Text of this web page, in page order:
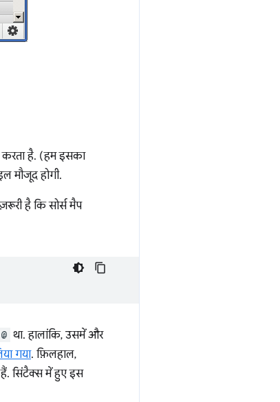
करता है. (हम इसका
मौजूद होगी.
है कि सोर्स मैप
था. हालांकि, उसमें और
गया. फ़िलहाल,
सिंटैक्स में हुए इस